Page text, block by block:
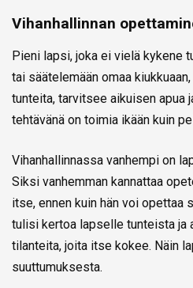
Vihanhallinnan
Pieni lapsi, joka ei vielä kykene
tai säätelemään omaa
tunteita, tarvitsee aikuisen apua
tehtävänä on toimia ikään kuin
Vihanhallinnassa vanhempi on
Siksi vanhemman kannattaa
itse, ennen kuin hän voi opettaa
tulisi kertoa lapselle tunteista ja
tilanteita, joita itse kokee. Näin
suuttumuksesta.